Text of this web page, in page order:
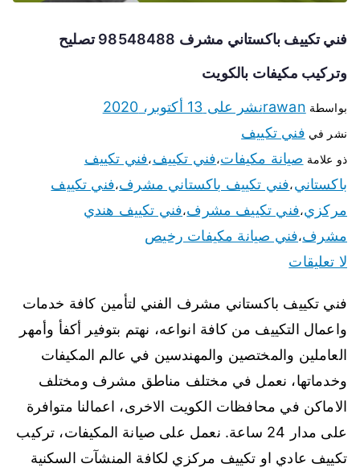
فني تكييف باكستاني مشرف 98548488 تصليح
وتركيب مكيفات بالكويت
بواسطة rawanنشر على 13 أكتوبر، 2020
نشر في فني تكييف
ذو علامة صيانة مكيفات،فني تكييف،فني تكييف
باكستاني،فني تكييف باكستاني مشرف،فني تكييف
مركزي،فني تكييف مشرف،فني تكييف هندي
مشرف،فني صيانة مكيفات رخيص
لا تعليقات
فني تكييف باكستاني مشرف الفني لتأمين كافة خدمات
واعمال التكييف من كافة انواعه، نهتم بتوفير أكفأ وأمهر
العاملين والمختصين والمهندسين في عالم المكيفات
وخدماتها، نعمل في مختلف مناطق مشرف ومختلف
الاماكن في محافظات الكويت الاخرى، اعمالنا متوافرة
على مدار 24 ساعة. نعمل على صيانة المكيفات، تركيب
تكييف عادي او تكييف مركزي لكافة المنشآت السكنية